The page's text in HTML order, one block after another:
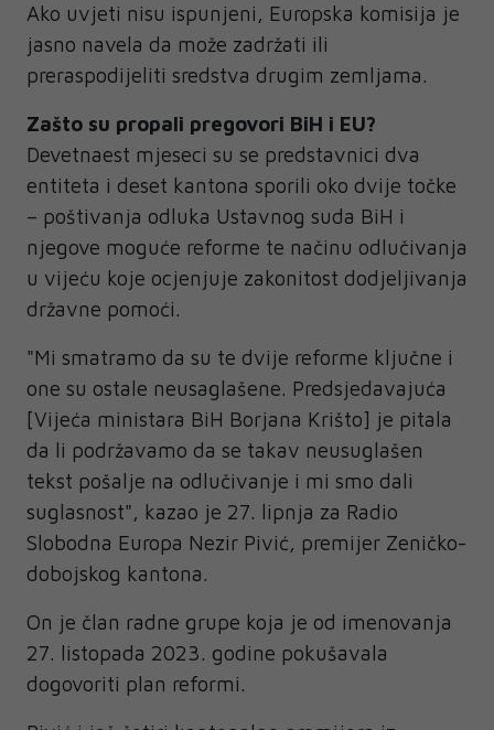
Ako uvjeti nisu ispunjeni, Europska komisija je
jasno navela da može zadržati ili
preraspodijeliti sredstva drugim zemljama.
Zašto su propali pregovori BiH i EU?
Devetnaest mjeseci su se predstavnici dva
entiteta i deset kantona sporili oko dvije točke
– poštivanja odluka Ustavnog suda BiH i
njegove moguće reforme te načinu odlučivanja
u vijeću koje ocjenjuje zakonitost dodjeljivanja
državne pomoći.
"Mi smatramo da su te dvije reforme ključne i
one su ostale neusaglašene. Predsjedavajuća
[Vijeća ministara BiH Borjana Krišto] je pitala
da li podržavamo da se takav neusuglašen
tekst pošalje na odlučivanje i mi smo dali
suglasnost", kazao je 27. lipnja za Radio
Slobodna Europa Nezir Pivić, premijer Zeničko-
dobojskog kantona.
On je član radne grupe koja je od imenovanja
27. listopada 2023. godine pokušavala
dogovoriti plan reformi.